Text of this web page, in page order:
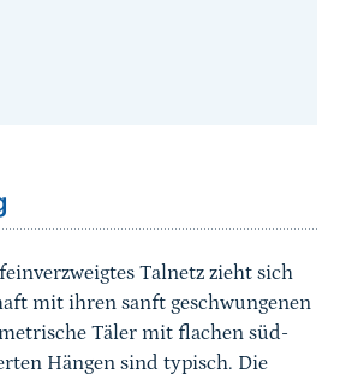
Talnetz zieht sich
mit ihren sanft geschwungenen
Täler mit flachen süd-
Hängen sind typisch. Die